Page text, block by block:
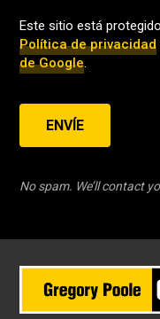
Este sitio está
Política de privacidad
de Google.
ENVÍE
No spam. We’ll contact